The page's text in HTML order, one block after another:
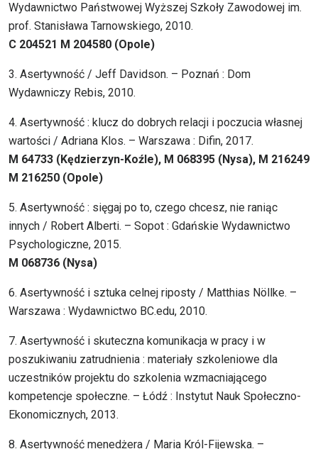
Wydawnictwo Państwowej Wyższej Szkoły Zawodowej im.
prof. Stanisława Tarnowskiego, 2010.
C 204521 M 204580 (Opole)
3. Asertywność / Jeff Davidson. – Poznań : Dom
Wydawniczy Rebis, 2010.
4. Asertywność : klucz do dobrych relacji i poczucia własnej
wartości / Adriana Klos. – Warszawa : Difin, 2017.
M 64733 (Kędzierzyn-Koźle), M 068395 (Nysa), M 216249
M 216250 (Opole)
5. Asertywność : sięgaj po to, czego chcesz, nie raniąc
innych / Robert Alberti. – Sopot : Gdańskie Wydawnictwo
Psychologiczne, 2015.
M 068736 (Nysa)
6. Asertywność i sztuka celnej riposty / Matthias Nöllke. –
Warszawa : Wydawnictwo BC.edu, 2010.
7. Asertywność i skuteczna komunikacja w pracy i w
poszukiwaniu zatrudnienia : materiały szkoleniowe dla
uczestników projektu do szkolenia wzmacniającego
kompetencje społeczne. – Łódź : Instytut Nauk Społeczno-
Ekonomicznych, 2013.
8. Asertywność menedżera / Maria Król-Fijewska. –